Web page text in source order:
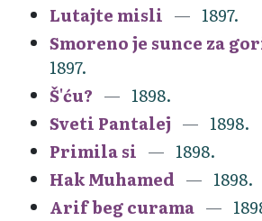
Lutajte misli
1897.
Smoreno je sunce za
1897.
Š'ću?
1898.
Sveti Pantalej
1898.
Primila si
1898.
Hak Muhamed
1898.
Arif beg curama